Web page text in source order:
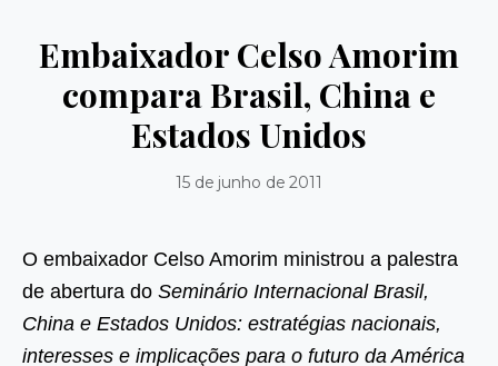
Embaixador Celso Amorim
compara Brasil, China e
Estados Unidos
15 de junho de 2011
O embaixador Celso Amorim ministrou a palestra
de abertura do Seminário Internacional Brasil,
China e Estados Unidos: estratégias nacionais,
interesses e implicações para o futuro da América